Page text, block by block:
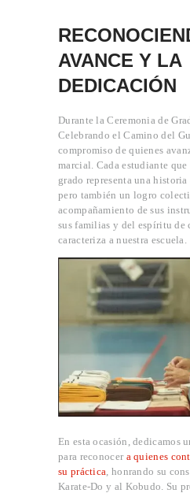
PROFESORES
CONVENIO
AVANCE Y LA
DEDICACIÓN
Durante la Ceremonia de
Celebrando el Camino del
compromiso de quienes
marcial. Cada estudiante
grado representa una
pero también un logro
acompañamiento de sus
sus familias y del espíritu de
caracteriza a nuestra escuela.
En esta ocasión, dedicamos
para reconocer a quienes
su práctica , honrando su
Karate-Do y al Kobudo. Su